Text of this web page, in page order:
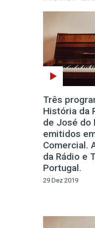
Três
História da
de José do
emitidos
Comercial.
da Rádio e
Portugal.
29 Dez 2019